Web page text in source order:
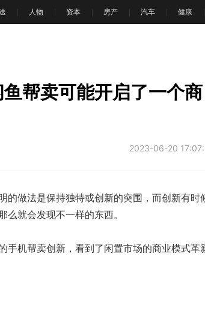
人物 资本 房产 汽车 健康
帮卖可能开启了一个商
2023-06-20
做法是保持独特或创新的突围，而创新有时
就会发现不一样的东西。
机帮卖创新，看到了闲置市场的商业模式革